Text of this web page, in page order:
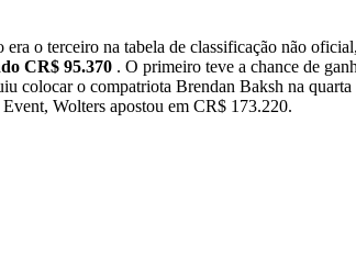
o terceiro na tabela de classificação não
CR$ 95.370 . O primeiro teve a chance de
colocar o compatriota Brendan Baksh na
Wolters apostou em CR$ 173.220.